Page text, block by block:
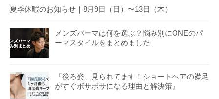
夏季休暇のお知らせ｜8月9日（日）〜13日（木）
メンズパーマは何を選ぶ？悩み別にONEのパ
ーマスタイルをまとめました
『後ろ姿、見られてます！ショートヘアの襟足
がすぐボサボサになる理由と解決策』